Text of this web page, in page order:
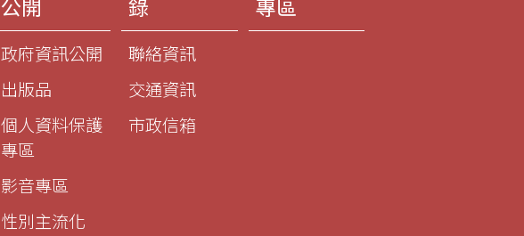
公開
政府資訊公開
出版品
個人資料保護
專區
影音專區
性別主流化
錄
聯絡資訊
交通資訊
市政信箱
專區